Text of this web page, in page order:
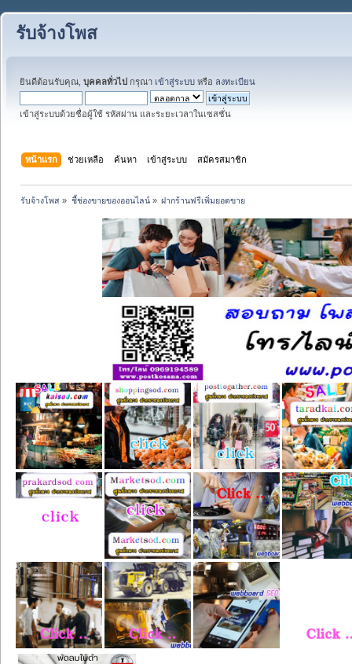
รับจ้างโพส
ยินดีต้อนรับคุณ, บุคคลทั่วไป กรุณา เข้าสู่ระบบ หรือ ลงทะเบียน
เข้าสู่ระบบด้วยชื่อผู้ใช้ รหัสผ่าน และระยะเวลาในเซสชั่น
หน้าแรก ช่วยเหลือ ค้นหา เข้าสู่ระบบ สมัครสมาชิก
รับจ้างโพส » ชี้ช่องขายของออนไลน์» ฝากร้านฟรีเพิ่มยอดขาย